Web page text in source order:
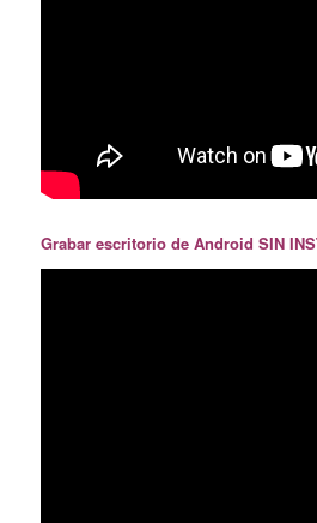
Grabar escritorio de Android SIN